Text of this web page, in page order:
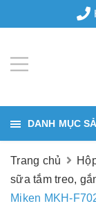
DANH MỤC
Trang chủ
sữa tắm treo,
Miken MKH-